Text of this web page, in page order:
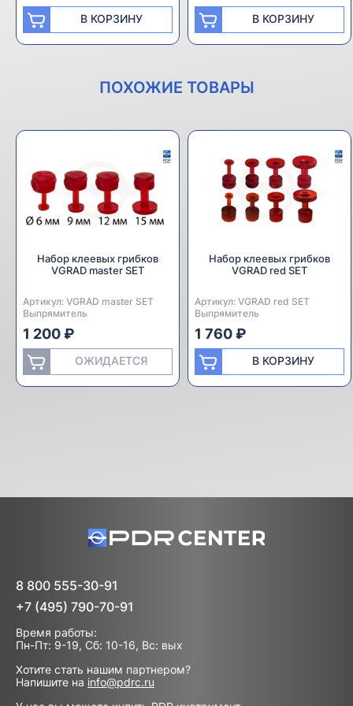
В КОРЗИНУ В КОРЗИНУ
ПОХОЖИЕ ТОВАРЫ
Набор клеевых грибков
VGRAD master SET
Артикул: VGRAD master SET
Производитель:
Выпрямитель
1 200 ₽
ОЖИДАЕТСЯ
Набор клеевых грибков
VGRAD red SET
Артикул: VGRAD red SET
Производитель:
Выпрямитель
1 760 ₽
В КОРЗИНУ
8 800 555-30-91
+7 (495) 790-70-91
Время работы:
Пн-Пт: 9-19, Сб: 10-16, Вс: вых
Хотите стать нашим партнером?
Напишите на info@pdrc.ru